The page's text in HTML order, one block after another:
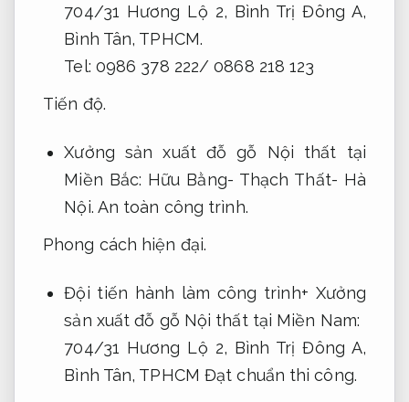
704/31 Hương Lộ 2, Bình Trị Đông A,
Bình Tân, TPHCM.
Tel: 0986 378 222/ 0868 218 123
Tiến độ.
Xưởng sản xuất đỗ gỗ Nội thất tại
Miền Bắc: Hữu Bằng- Thạch Thất- Hà
Nội. An toàn công trình.
Phong cách hiện đại.
Đội tiến hành làm công trình+ Xưởng
sản xuất đỗ gỗ Nội thất tại Miền Nam:
704/31 Hương Lộ 2, Bình Trị Đông A,
Bình Tân, TPHCM Đạt chuẩn thi công.